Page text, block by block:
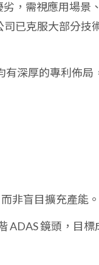
劣，需視應用場景
司已克服大部分技
有深厚的專利佈局
而非盲目擴充產能。
ADAS 鏡頭，目標